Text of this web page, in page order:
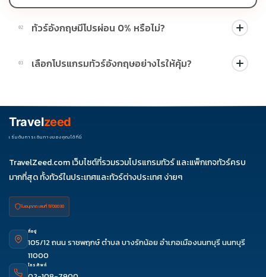
02 ทัวร์อังกฤษมีโปรผ่อน 0% หรือไม่?
บางโปรแกรมมีโปรผ่อน 0% หรือโปรโมชั่นบัตรเครดิตตามเงื่อนไขที่
บริษัทกำหนด สามารถดูสัญลักษณ์โปรโมชั่นในรายการทัวร์แต่ละ
03 เลือกโปรแกรมทัวร์อังกฤษอย่างไรให้คุ้ม?
ช่วงราคา ไม่ควรเทียบจากราคาต่ำสุดเพียงอย่างเดียว
ดูรีวิว
Travelzeed
เริ่มต้นการเดินทางของคุณได้ที่นี่
TravelZeed.com เว็บไซต์ที่รวมรวมโปรแกรมทัวร์ และแพ็กเกจทัวร์ครบ
มากที่สุด ทั้งทัวร์ในประเทศและทัวร์ต่างประเทศ ง่ายๆ
ใบอนุญาต เลขที่ 11/08038
ที่อยู่
105/12 ถนน ราชพฤกษ์ ตำบล บางรักน้อย อำเภอเมืองนนทบุรี นนทบุรี
11000
โทรศัพท์